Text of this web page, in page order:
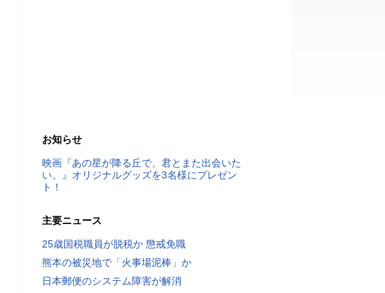
お知らせ
映画『あの星が降る丘で、君とまた出会いた
い。』オリジナルグッズを3名様にプレゼン
ト！
主要ニュース
25歳国税職員が脱税か 懲戒免職
熊本の被災地で「火事場泥棒」か
日本郵便のシステム障害が解消